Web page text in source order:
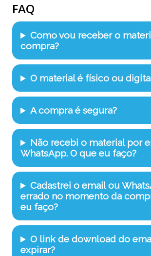
FAQ
Como vou receber o
compra?
O material é físico ou
A compra é segura?
Não recebi o material por
WhatsApp. O que eu faço?
Cadastrei o email ou
errado no momento da
eu faço?
O link de download do
expirar?